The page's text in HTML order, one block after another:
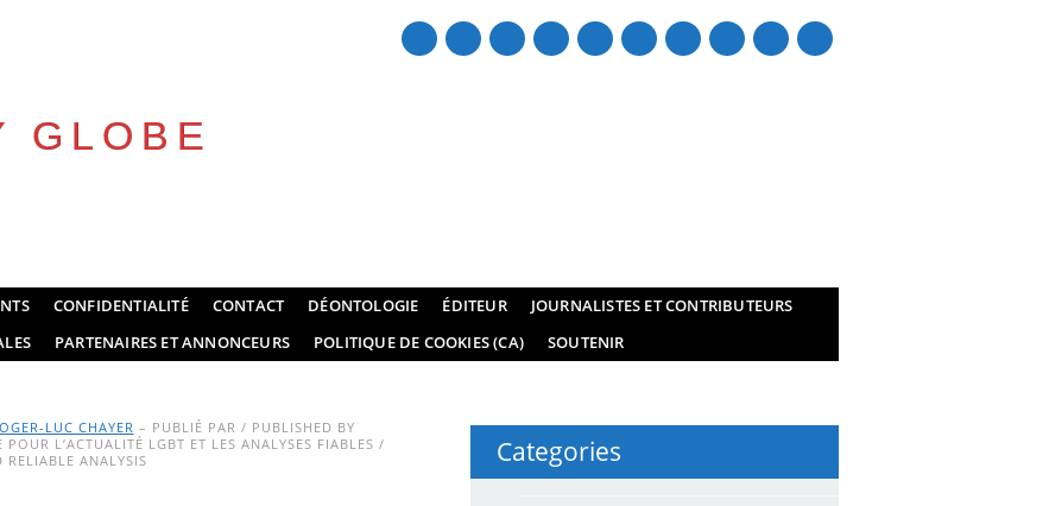
mail
GLOBE
CONFIDENTIALITÉ CONTACT DÉONTOLOGIE ÉDITEUR
JOURNALISTES ET CONTRIBUTEURS
PARTENAIRES ET ANNONCEURS POLITIQUE DE COOKIES (CA) SOUTENIR
LUC CHAYER – PUBLIÉ PAR / PUBLISHED BY
L’ACTUALITÉ LGBT ET LES ANALYSES FIABLES /
RELIABLE ANALYSIS
Categories